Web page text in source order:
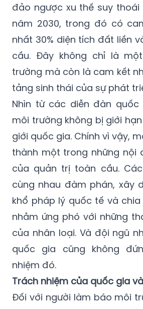
đảo ngược xu thế suy thoái
năm 2030, trong đó có
nhất 30% diện tích đất liền
cầu. Đây không chỉ là
trường mà còn là cam kết
tảng sinh thái của sự phát
Nhìn từ các diễn đàn
môi trường không bị giới
giới quốc gia. Chính vì vậy,
thành một trong những nội
của quản trị toàn cầu.
cùng nhau đàm phán, xây
khổ pháp lý quốc tế và
nhằm ứng phó với những
của nhân loại. Và đội ngũ
quốc gia cũng không
nhiệm đó.
Trách nhiệm của quốc gia
Đối với người làm báo môi